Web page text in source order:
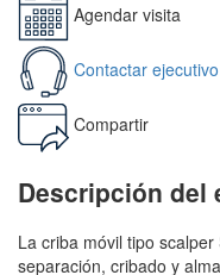
Agendar visita
Contactar ejecutivo
Compartir
Descripción del
La criba móvil tipo
separación, cribado y